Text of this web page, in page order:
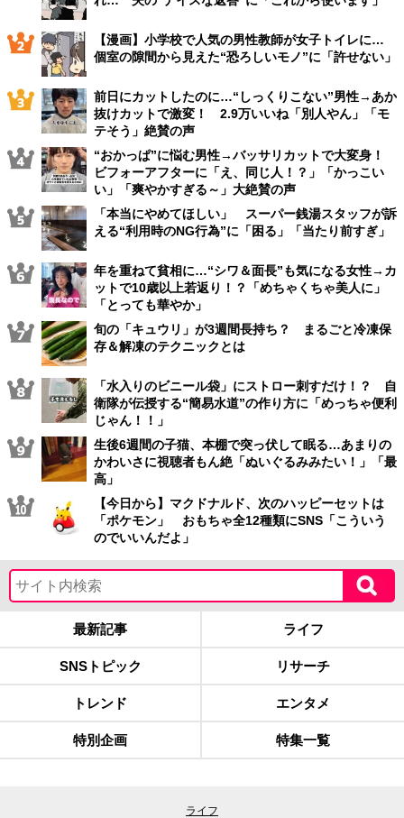
【漫画】小学校で人気の男性教師が女子トイレに…
個室の隙間から見えた“恐ろしいモノ”に「許せない」
前日にカットしたのに…“しっくりこない”男性→あか
抜けカットで激変！ 2.9万いいね「別人やん」「モ
テそう」絶賛の声
“おかっぱ”に悩む男性→バッサリカットで大変身！
ビフォーアフターに「え、同じ人！？」「かっこい
い」「爽やかすぎる～」大絶賛の声
「本当にやめてほしい」 スーパー銭湯スタッフが訴
える“利用時のNG行為”に「困る」「当たり前すぎ」
年を重ねて貧相に…“シワ＆面長”も気になる女性→カ
ットで10歳以上若返り！？「めちゃくちゃ美人に」
「とっても華やか」
旬の「キュウリ」が3週間長持ち？ まるごと冷凍保
存＆解凍のテクニックとは
「水入りのビニール袋」にストロー刺すだけ！？ 自
衛隊が伝授する“簡易水道”の作り方に「めっちゃ便利
じゃん！！」
生後6週間の子猫、本棚で突っ伏して眠る…あまりの
かわいさに視聴者もん絶「ぬいぐるみみたい！」「最
高」
【今日から】マクドナルド、次のハッピーセットは
「ポケモン」 おもちゃ全12種類にSNS「こういう
のでいいんだよ」
最新記事 ライフ
SNSトピック リサーチ
トレンド エンタメ
特別企画 特集一覧
ライフ